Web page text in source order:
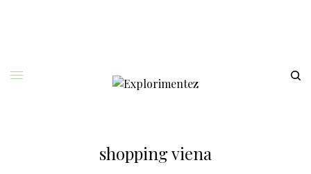
shopping viena